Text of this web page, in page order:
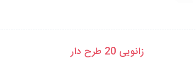
زانویی 20 طرح دار